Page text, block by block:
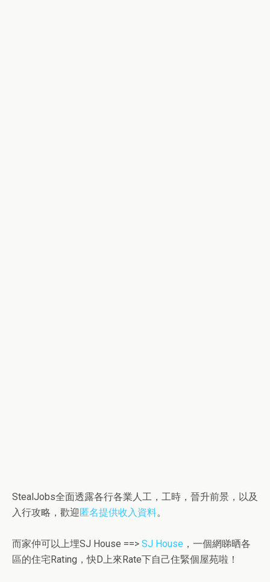
StealJobs全面透露各行各業人工，工時，晉升前景，以及
入行攻略，歡迎 匿名提供收入資料。
而家仲可以上埋SJ House ==> SJ House ，一個網睇晒各
區的住宅Rating，快D上來Rate下自己住緊個屋苑啦！